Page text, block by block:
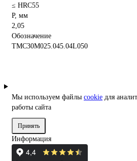
≤ HRC55
P, мм
2,05
Обозначение
TMC30M025.045.04L050
Мы используем файлы cookie для
работы сайта
Принять
Информация